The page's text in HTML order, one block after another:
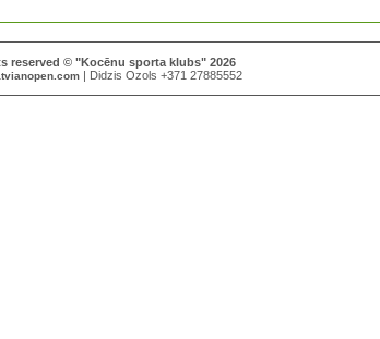
reserved © "Kocēnu sporta klubs" 2026
| Didzis Ozols +371 27885552